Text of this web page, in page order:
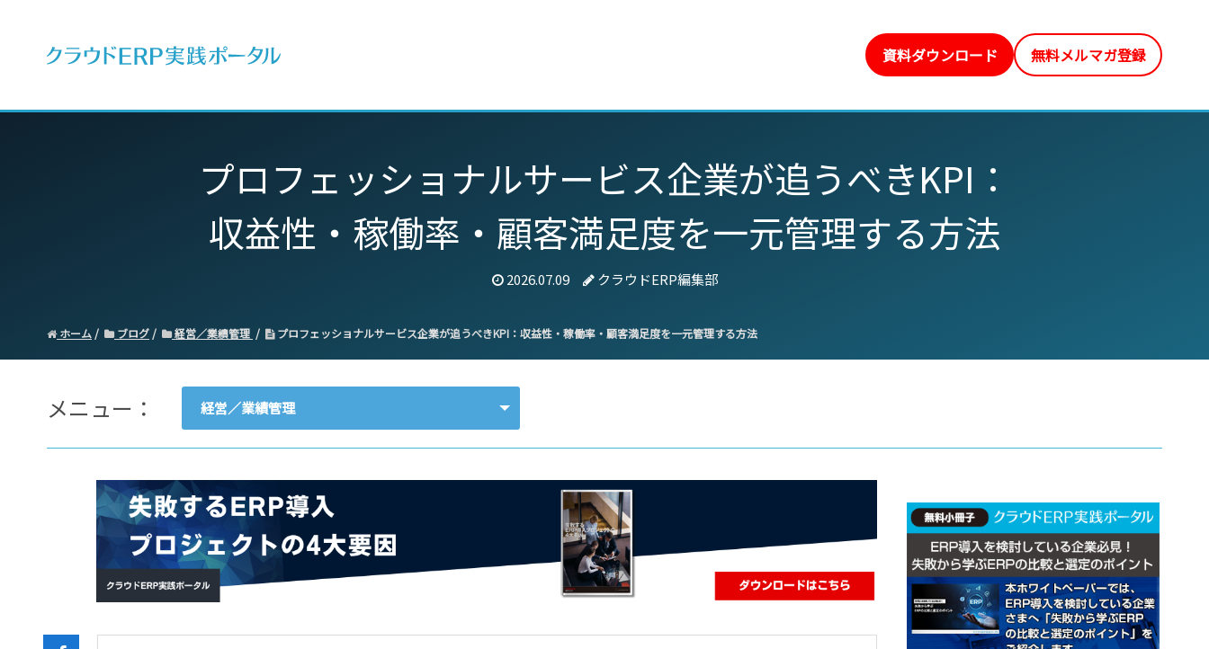
資料ダウンロード 無料メルマガ登録
プロフェッショナルサービス企業が追うべきKPI：
収益性・稼働率・顧客満足度を一元管理する方法
2026.07.09 クラウドERP編集部
ホーム ブログ 経営／業績管理 プロフェッショナルサービス企業が追うべきKPI：収益性・稼働率・顧客満足度を一元管理する方法
メニュー： 経営／業績管理
会計
経営／業績管理
サプライチェーン／生産管理
CRM／営業支援／Eコマース
データ分析／BI